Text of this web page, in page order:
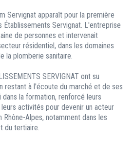
Servignat apparaît pour la première
Servignat. L'entreprise
de personnes et intervenait
résidentiel, dans les domaines
la plomberie sanitaire.
SERVIGNAT ont su
restant à l'écoute du marché et de ses
la formation, renforcé leurs
activités pour devenir un acteur
Rhône-Alpes, notamment dans les
du tertiaire.